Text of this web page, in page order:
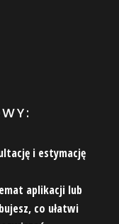
i estymację
aplikacji lub
co ułatwi